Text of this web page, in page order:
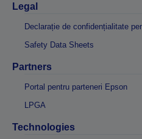
Legal
Declarație de confidențialitate
Safety Data Sheets
Partners
Portal pentru parteneri Epson
LPGA
Technologies